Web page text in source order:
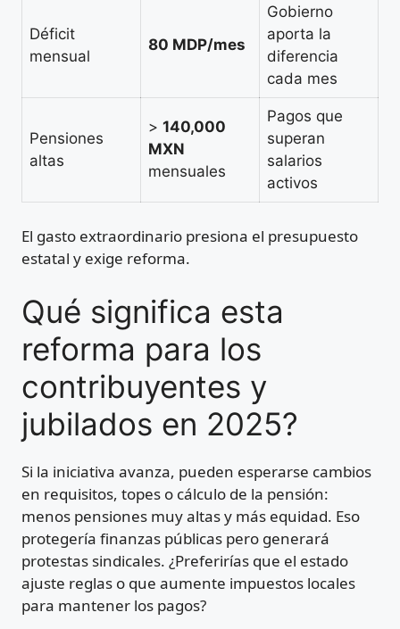
Déficit
mensual
80 MDP/mes
Gobierno
aporta la
diferencia
cada mes
Pensiones
altas
> 140,000
MXN
mensuales
Pagos que
superan
salarios
activos
El gasto extraordinario presiona el presupuesto
estatal y exige reforma.
Qué significa esta
reforma para los
contribuyentes y
jubilados en 2025?
Si la iniciativa avanza, pueden esperarse cambios
en requisitos, topes o cálculo de la pensión:
menos pensiones muy altas y más equidad. Eso
protegería finanzas públicas pero generará
protestas sindicales. ¿Preferirías que el estado
ajuste reglas o que aumente impuestos locales
para mantener los pagos?